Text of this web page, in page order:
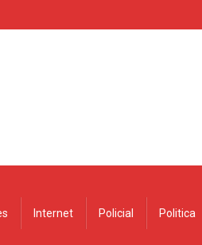
Internet Policial Politica